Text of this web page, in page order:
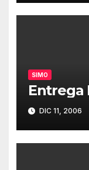
SIMO
Entrega
DIC 11, 2006